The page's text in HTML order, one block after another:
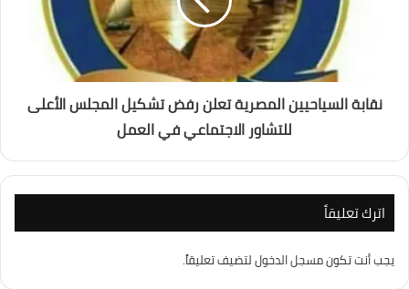
نقابة السياحيين المصرية تعلن رفض تشكيل المجلس الأعلى
للتشاور الاجتماعي في العمل
اترك تعليقاً
يجب أنت تكونمسجل الدخوللتضيف تعليقاً.